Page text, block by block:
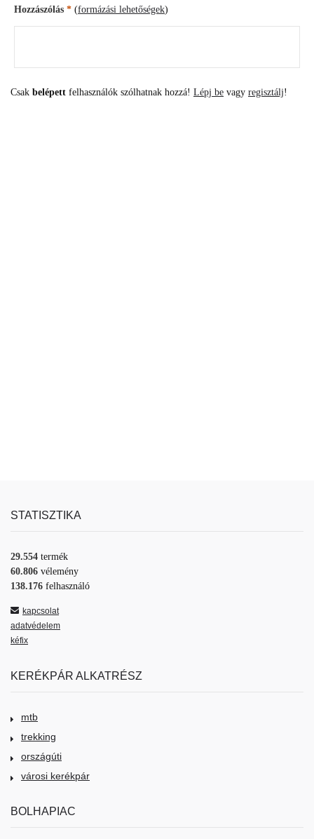
Hozzászólás * (formázási lehetőségek)
Csak belépett felhasználók szólhatnak hozzá! Lépj be vagy regisztálj!
STATISZTIKA
29.554 termék
60.806 vélemény
138.176 felhasználó
kapcsolat
adatvédelem
kéfix
KERÉKPÁR ALKATRÉSZ
mtb
trekking
országúti
városi kerékpár
BOLHAPIAC